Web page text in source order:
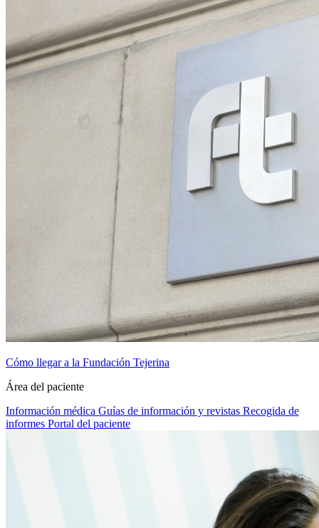
Cómo llegar a la Fundación Tejerina
Área del paciente
Información médica Guías de información y revistas Recogida de
informes Portal del paciente